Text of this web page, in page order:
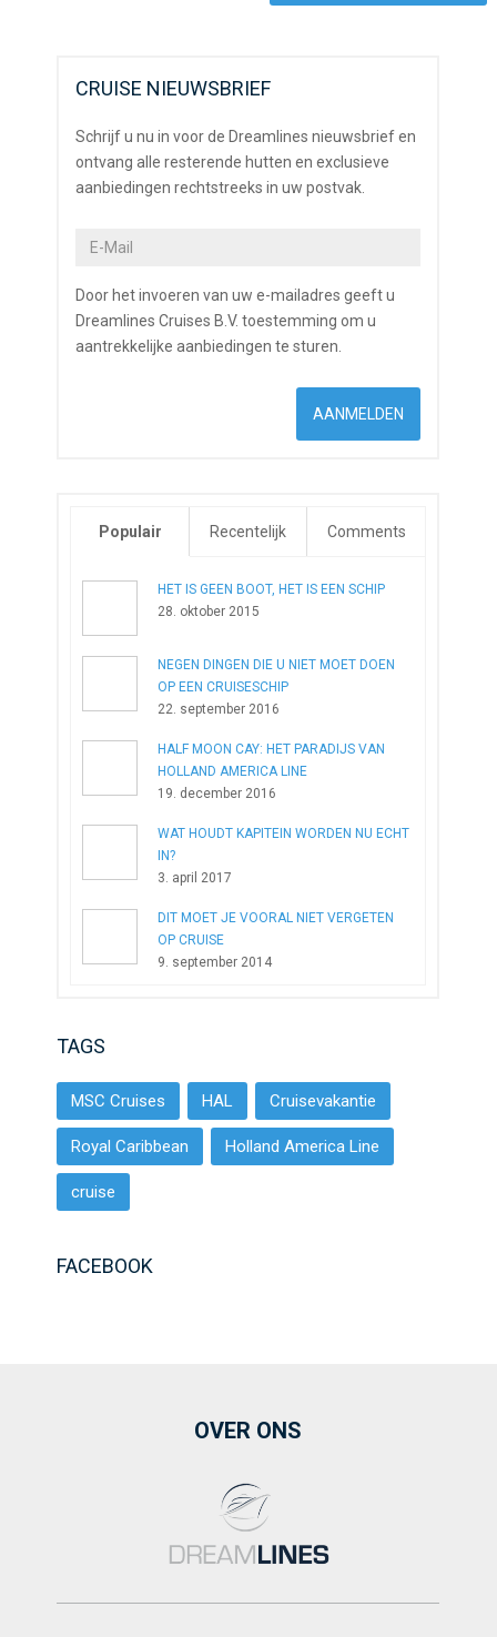
CRUISE NIEUWSBRIEF
Schrijf u nu in voor de Dreamlines nieuwsbrief en
ontvang alle resterende hutten en exclusieve
aanbiedingen rechtstreeks in uw postvak.
Door het invoeren van uw e-mailadres geeft u
Dreamlines Cruises B.V. toestemming om u
aantrekkelijke aanbiedingen te sturen.
Populair Recentelijk Comments
HET IS GEEN BOOT, HET IS EEN SCHIP
28. oktober 2015
NEGEN DINGEN DIE U NIET MOET DOEN
OP EEN CRUISESCHIP
22. september 2016
HALF MOON CAY: HET PARADIJS VAN
HOLLAND AMERICA LINE
19. december 2016
WAT HOUDT KAPITEIN WORDEN NU ECHT
IN?
3. april 2017
DIT MOET JE VOORAL NIET VERGETEN
OP CRUISE
9. september 2014
TAGS
MSC Cruises HAL Cruisevakantie
Royal Caribbean Holland America Line
cruise
FACEBOOK
OVER ONS